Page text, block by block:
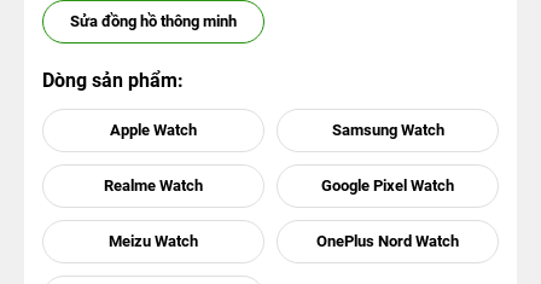
Sửa đồng hồ thông minh
Dòng sản phẩm:
Apple Watch Samsung Watch
Realme Watch Google Pixel Watch
Meizu Watch OnePlus Nord Watch